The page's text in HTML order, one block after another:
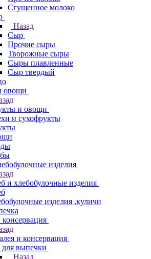
Сгущенное молоко
Назад
Сыр
Прочие сыры
Творожные сыры
Сыры плавленные
Сыр твердый
овощи
и овощи
и сухофрукты
изделия
и хлебобулочные изделия
изделия ,куличи
консервация
и консервация
для выпечки
Назад